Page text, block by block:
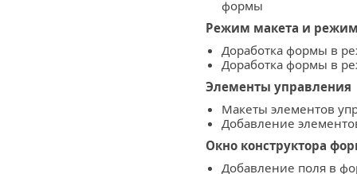
формы
Режим макета и режим
Доработка формы в
Доработка формы в
Элементы управления
Макеты элементов
Добавление
Окно конструктора
Добавление поля в